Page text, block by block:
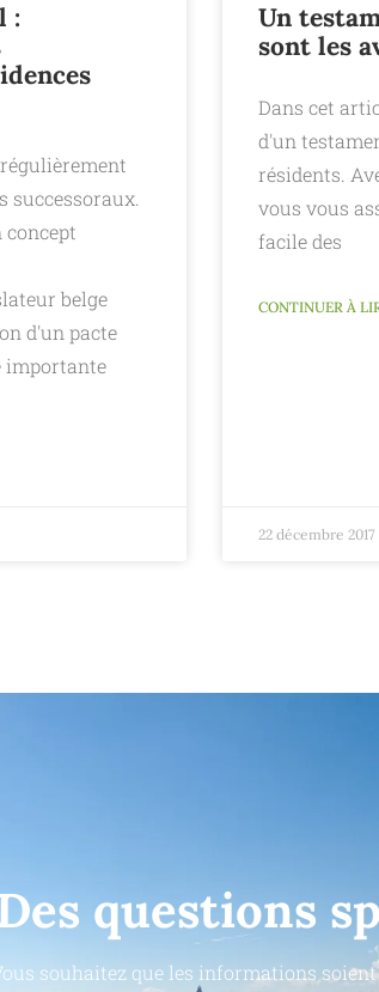
:
successoraux.
concept
belge
d'un pacte
importante
Un
sont les
Dans cet
d'un
résidents.
vous vous
facile des
CONTINUER À
22 décembre 2017
questions
souhaitez que les informations